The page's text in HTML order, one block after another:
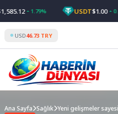
to
content
1.79% USDT$1.00 0.02%
USD46.73 TRY
Ana Sayfa Sağlık Yeni gelişmeler